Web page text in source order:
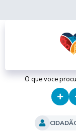
O que voce